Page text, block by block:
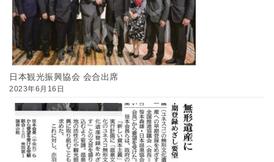
日本観光振興協会 会合出席
2023年6月16日